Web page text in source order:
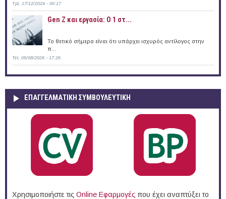
Τρί, 17/12/2024 - 00:17
Gen Z και εργασία: Ο 1 στ...
Το θετικό σήμερα είναι ότι υπάρχει ισχυρός αντίλογος στην
π...
Τετ, 05/08/2026 - 17:26
ΕΠΑΓΓΕΛΜΑΤΙΚΉ ΣΥΜΒΟΥΛΕΥΤΙΚΉ
Χρησιμοποιήστε τις Online Eφαρμογές που έχει αναπτύξει το